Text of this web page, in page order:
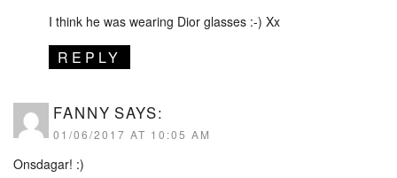
I think he was wearing Dior glasses :-) Xx
REPLY
FANNY SAYS:
01/06/2017 AT 10:05 AM
Onsdagar! :)